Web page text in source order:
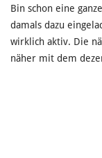
Bin schon eine
damals dazu
wirklich aktiv. Die
näher mit dem